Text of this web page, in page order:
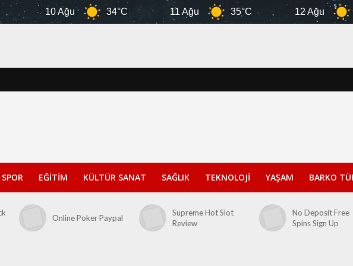
10 Ağu 34°C 11 Ağu 35°C 12 Ağu
SPOR EĞİTİM KÜLTÜR SANAT SAĞLIK TEKNOLOJİ YAŞAM BARKO
Online Poker Paypal
Supreme Hot Slot
Review
No Deposit Free
Spins Sign Up